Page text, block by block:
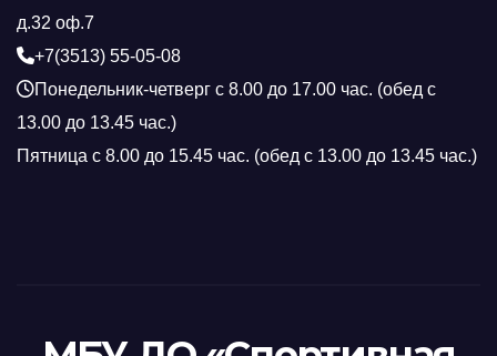
д.32 оф.7
+7(3513) 55-05-08
Понедельник-четверг с 8.00 до 17.00 час. (обед с
13.00 до 13.45 час.)
Пятница с 8.00 до 15.45 час. (обед с 13.00 до 13.45 час.)